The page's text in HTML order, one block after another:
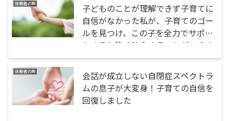
体験者の声
子どものことが理解できず子育てに
自信がなかった私が、子育てのゴー
ルを見つけ、この子を全力でサポー
トすると強く決心することができま
した！
体験者の声
会話が成立しない自閉症スペクトラ
ムの息子が大変身！子育ての自信を
回復しました